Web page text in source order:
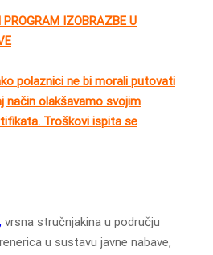
IZOBRAZBE U
polaznici ne bi morali putovati
način olakšavamo svojim
Troškovi ispita se
, vrsna stručnjakina u području
u sustavu javne nabave,